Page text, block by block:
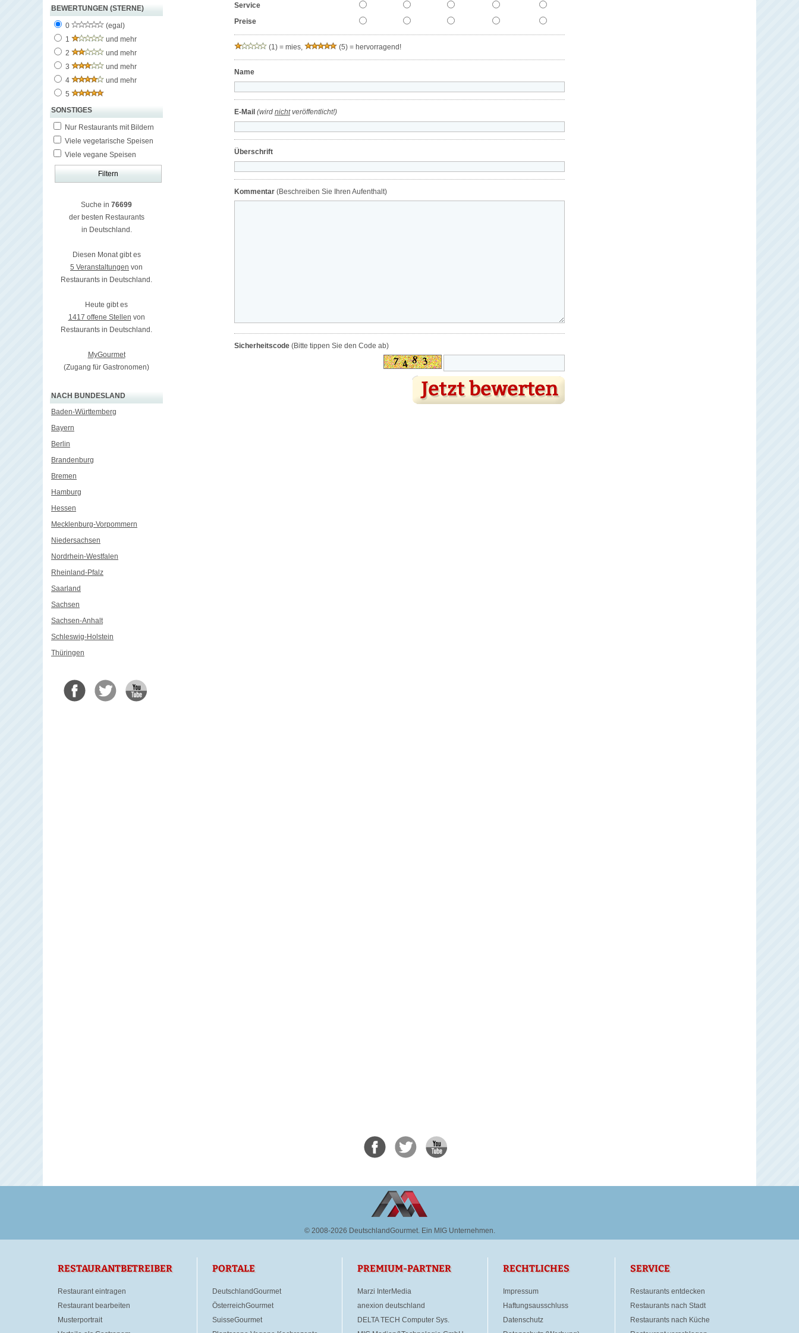
BEWERTUNGEN (STERNE)
0
(egal)
1
und mehr
2
und mehr
3
und mehr
4
und mehr
5
SONSTIGES
Nur Restaurants mit Bildern
Viele vegetarische Speisen
Viele vegane Speisen
Suche in 76699
der besten Restaurants
in Deutschland.
Diesen Monat gibt es
5 Veranstaltungen von
Restaurants in Deutschland.
Heute gibt es
1417 offene Stellen von
Restaurants in Deutschland.
MyGourmet
(Zugang für Gastronomen)
NACH BUNDESLAND
Baden-Württemberg
Bayern
Berlin
Brandenburg
Bremen
Hamburg
Hessen
Mecklenburg-Vorpommern
Niedersachsen
Nordrhein-Westfalen
Rheinland-Pfalz
Saarland
Sachsen
Sachsen-Anhalt
Schleswig-Holstein
Thüringen
Service
Preise
(1) = mies, (5) = hervorragend!
Name
E-Mail (wird nichtveröffentlicht!)
Überschrift
Kommentar (Beschreiben Sie Ihren Aufenthalt)
Sicherheitscode (Bitte tippen Sie den Code ab)
© 2008-2026 DeutschlandGourmet. Ein MIG Unternehmen.
RESTAURANTBETREIBER
Restaurant eintragen
Restaurant bearbeiten
Musterportrait
PORTALE
DeutschlandGourmet
ÖsterreichGourmet
SuisseGourmet
PREMIUM-PARTNER
Marzi InterMedia
anexion deutschland
DELTA TECH Computer Sys.
RECHTLICHES
Impressum
Haftungsausschluss
Datenschutz
SERVICE
Restaurants entdecken
Restaurants nach Stadt
Restaurants nach Küche